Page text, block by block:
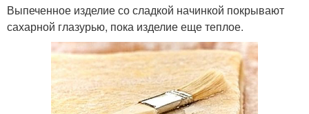
Выпеченное изделие со сладкой начинкой покрывают
сахарной глазурью, пока изделие еще теплое.